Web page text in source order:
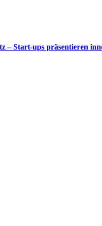
Start-ups präsentieren